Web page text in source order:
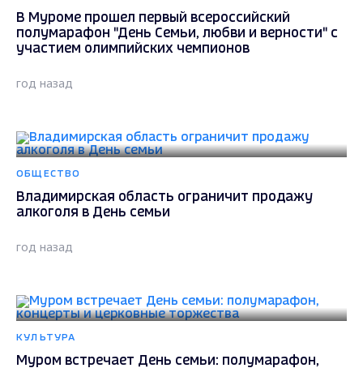
В Муроме прошел первый всероссийский
полумарафон "День Семьи, любви и верности" с
участием олимпийских чемпионов
год назад
ОБЩЕСТВО
Владимирская область ограничит продажу
алкоголя в День семьи
год назад
КУЛЬТУРА
Муром встречает День семьи: полумарафон,